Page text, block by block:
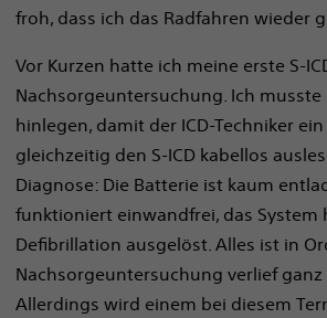
froh, dass ich das Radfahren wieder
Vor Kurzen hatte ich meine erste S-
Nachsorgeuntersuchung. Ich
hinlegen, damit der ICD-Techniker
gleichzeitig den S-ICD kabellos
Diagnose: Die Batterie ist kaum
funktioniert einwandfrei, das System
Defibrillation ausgelöst. Alles ist in
Nachsorgeuntersuchung verlief ganz
Allerdings wird einem bei diesem